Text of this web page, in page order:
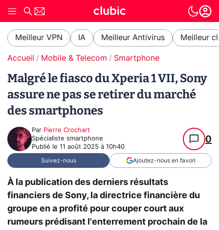
Meilleur VPN IA Meilleur Antivirus Meilleur
Accueil Mobile & Telecom Smartphone
Malgré le fiasco du Xperia 1 VII, Sony
assure ne pas se retirer du marché
des smartphones
Par Pierre Crochart
Spécialiste smartphone
Publié le 11 août 2025 à 10h40
0
Suivez-nous Ajoutez-nous en favori
À la publication des derniers résultats
financiers de Sony, la directrice financière du
groupe en a profité pour couper court aux
rumeurs prédisant l'enterrement prochain de la